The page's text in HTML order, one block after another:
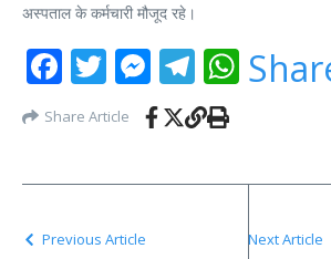
अस्पताल के कर्मचारी मौजूद रहे।
Facebook
Twitter
Messenger
Share Article
Previous Article Next Article